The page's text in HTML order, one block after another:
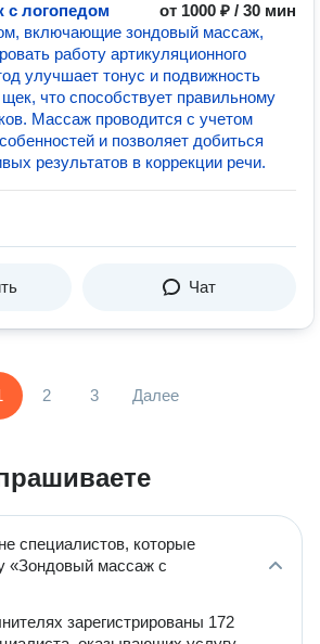
с логопедом
от 1000 ₽ / 30 мин
включающие зондовый массаж,
работу артикуляционного
улучшает тонус и подвижность
что способствует правильному
Массаж проводится с учетом
и позволяет добиться
результатов в коррекции речи.
Чат
2 3 Далее
специалистов, которые
«Зондовый массаж с
зарегистрированы 172